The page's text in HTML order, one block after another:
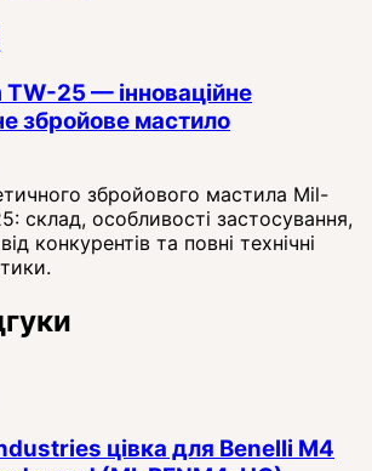
25 — інноваційне
збройове мастило
збройового мастила Mil-
склад, особливості застосування,
конкурентів та повні технічні
цівка для Benelli M4